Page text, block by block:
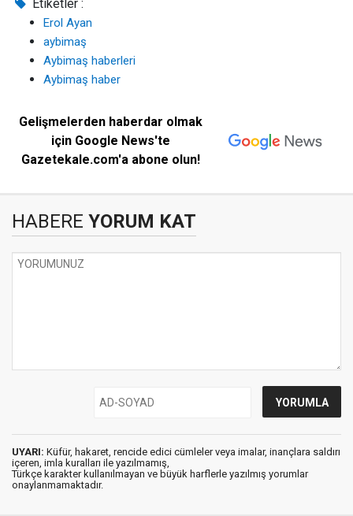
Etiketler :
Erol Ayan
aybimaş
Aybimaş haberleri
Aybimaş haber
Gelişmelerden haberdar olmak
için Google News'te
Gazetekale.com'a abone olun!
HABERE YORUM KAT
UYARI: Küfür, hakaret, rencide edici cümleler veya imalar, inançlara saldırı
içeren, imla kuralları ile yazılmamış,
Türkçe karakter kullanılmayan ve büyük harflerle yazılmış yorumlar
onaylanmamaktadır.